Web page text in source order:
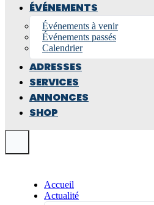
ÉVÉNEMENTS
Événements à venir
Événements passés
Calendrier
ADRESSES
SERVICES
ANNONCES
SHOP
Accueil
Actualité